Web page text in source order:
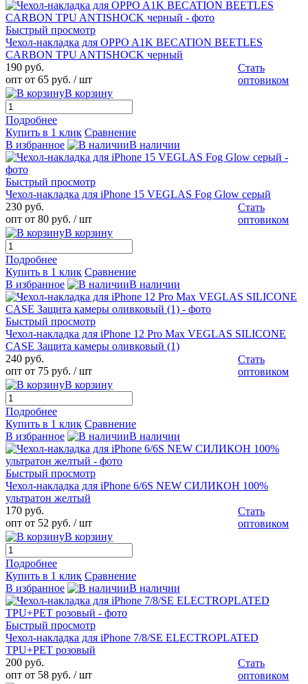
Быстрый просмотр
Чехол-накладка для OPPO A1K BECATION BEETLES
CARBON TPU ANTISHOCK черный
190 руб.
опт от 65 руб. / шт
Стать
оптовиком
В корзину
Подробнее
Купить в 1 клик Сравнение
В избранное
В наличии
Быстрый просмотр
Чехол-накладка для iPhone 15 VEGLAS Fog Glow серый
230 руб.
опт от 80 руб. / шт
Стать
оптовиком
В корзину
Подробнее
Купить в 1 клик Сравнение
В избранное
В наличии
Быстрый просмотр
Чехол-накладка для iPhone 12 Pro Max VEGLAS SILICONE
CASE Защита камеры оливковый (1)
240 руб.
опт от 75 руб. / шт
Стать
оптовиком
В корзину
Подробнее
Купить в 1 клик Сравнение
В избранное
В наличии
Быстрый просмотр
Чехол-накладка для iPhone 6/6S NEW СИЛИКОН 100%
ультратон желтый
170 руб.
опт от 52 руб. / шт
Стать
оптовиком
В корзину
Подробнее
Купить в 1 клик Сравнение
В избранное
В наличии
Быстрый просмотр
Чехол-накладка для iPhone 7/8/SE ELECTROPLATED
TPU+PET розовый
200 руб.
опт от 58 руб. / шт
Стать
оптовиком